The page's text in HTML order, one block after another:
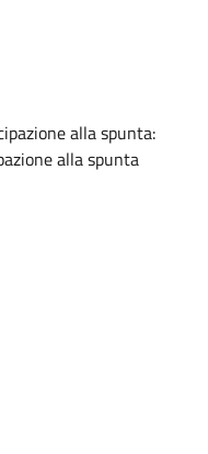
alla spunta:
alla spunta